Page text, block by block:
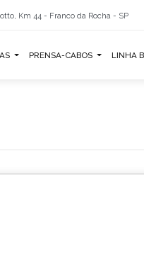
Km 44 - Franco da Rocha - SP
PRENSA-CABOS LINHA